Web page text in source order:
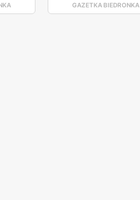
GAZETKA BIEDRONKA